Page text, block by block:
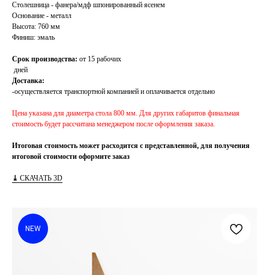
Столешница - фанера/мдф шпонированный ясенем
Основание - металл
Высота: 760 мм
Финиш: эмаль
Срок производства: от 15 рабочих
дней
Доставка:
-осуществляется транспортной компанией и оплачивается отдельно
Цена указана для диаметра стола 800 мм. Для других габаритов финальная
стоимость будет рассчитана менеджером после оформления заказа.
Итоговая стоимость может расходится с представленной, для получения
итоговой стоимости оформите заказ
⤓ СКАЧАТЬ 3D
NEW